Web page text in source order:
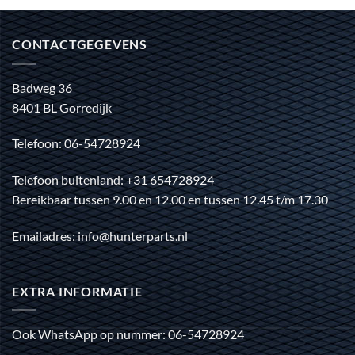
CONTACTGEGEVENS
Badweg 36
8401 BL Gorredijk
Telefoon: 06-54728924
Telefoon buitenland: +31 654728924
Bereikbaar tussen 9.00 en 12.00 en tussen 12.45 t/m 17.30
Emailadres: info@hunterparts.nl
EXTRA INFORMATIE
Ook WhatsApp op nummer: 06-54728924